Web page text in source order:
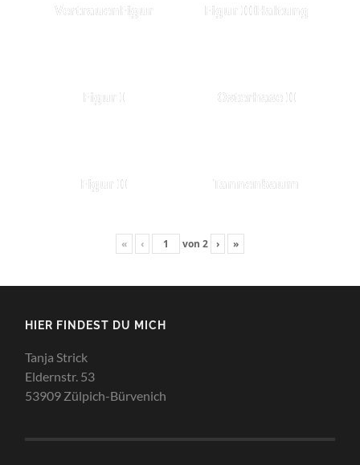
VertrauenFigur Figur IIIHaltung
Figur I Osterhase II
Figur II Tannenbaum
« ‹ von 2 › »
HIER FINDEST DU MICH
Tanja Strick
Eldernstr. 53
53909 Zülpich-Bürvenich